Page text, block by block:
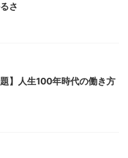
さ
題】人生100年時代の働き方